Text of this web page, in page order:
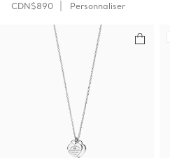
CDN$890
Personnaliser